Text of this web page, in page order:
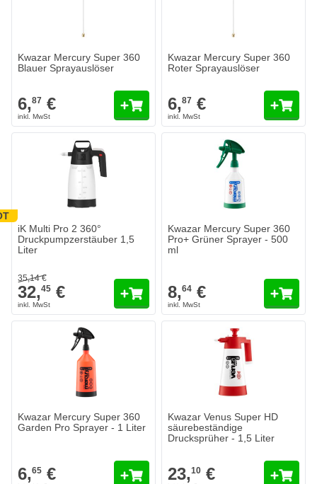
Kwazar Mercury Super 360
Blauer Sprayauslöser
6,87 €
Kwazar Mercury Super 360
Roter Sprayauslöser
6,87 €
iK Multi Pro 2 360°
Druckpumpzerstäuber 1,5
Liter
35,14€
32,45 €
Kwazar Mercury Super 360
Pro+ Grüner Sprayer - 500
ml
8,64 €
Kwazar Mercury Super 360
Garden Pro Sprayer - 1 Liter
6,65 €
Kwazar Venus Super HD
säurebeständige
Drucksprüher - 1,5 Liter
23,10 €